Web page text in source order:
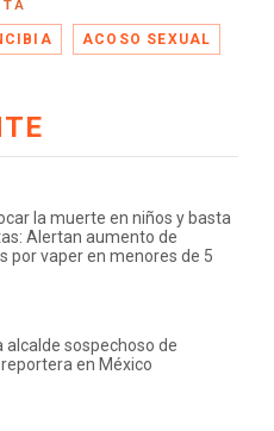
ACOSO SEXUAL
la muerte en niños y basta
Alertan aumento de
por vaper en menores de 5
alcalde sospechoso de
en México